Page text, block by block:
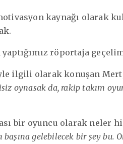
kaynağı olarak
röportaja
ilgili olarak konuşan
oynasak da, rakip takım
bir oyuncu olarak neler
gelebilecek bir şey bu.